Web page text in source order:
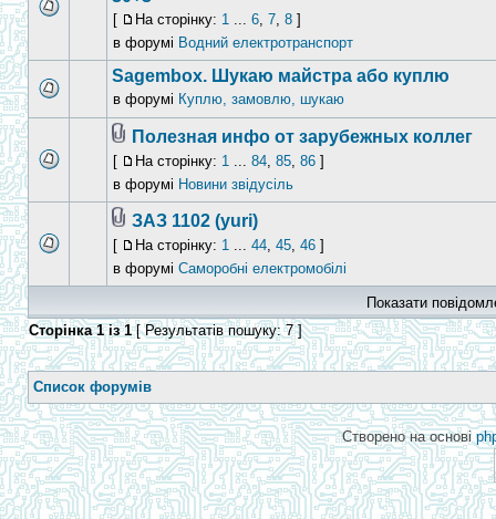
[ На сторінку: 1 ... 6, 7, 8 ]
в форумі Водний електротранспорт
Sagembox. Шукаю майстра або куплю
в форумі Куплю, замовлю, шукаю
Полезная инфо от зарубежных коллег
[ На сторінку: 1 ... 84, 85, 86 ]
в форумі Новини звідусіль
ЗАЗ 1102 (yuri)
[ На сторінку: 1 ... 44, 45, 46 ]
в форумі Саморобні електромобілі
Показати
Сторінка1із1[ Результатів пошуку: 7 ]
Список форумів
Створено на основі